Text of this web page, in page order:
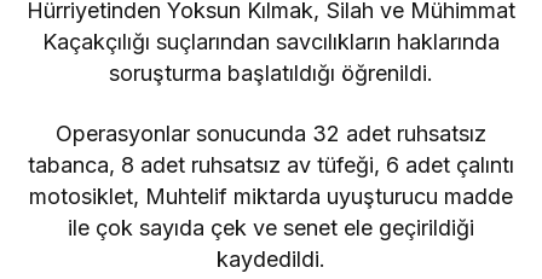
Hürriyetinden Yoksun Kılmak, Silah ve Mühimmat
Kaçakçılığı suçlarından savcılıkların haklarında
soruşturma başlatıldığı öğrenildi.
Operasyonlar sonucunda 32 adet ruhsatsız
tabanca, 8 adet ruhsatsız av tüfeği, 6 adet çalıntı
motosiklet, Muhtelif miktarda uyuşturucu madde
ile çok sayıda çek ve senet ele geçirildiği
kaydedildi.